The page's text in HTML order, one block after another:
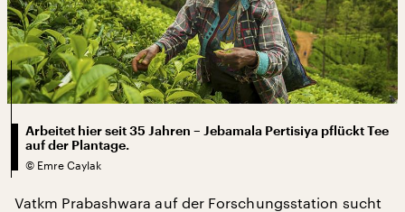
Arbeitet hier seit 35 Jahren – Jebamala Pertisiya pflückt Tee
auf der Plantage.
© Emre Caylak
Vatkm Prabashwara auf der Forschungsstation sucht